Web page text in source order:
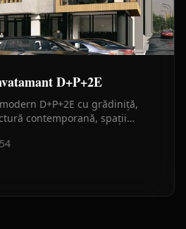
D+P+2E
D+P+2E cu grădiniță,
contemporană, spații
54